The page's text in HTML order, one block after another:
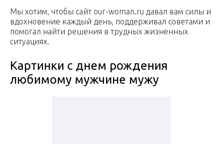
Мы хотим, чтобы сайт our-woman.ru давал вам силы и
вдохновение каждый день, поддерживал советами и
помогал найти решения в трудных жизненных
ситуациях.
Картинки с днем рождения
любимому мужчине мужу